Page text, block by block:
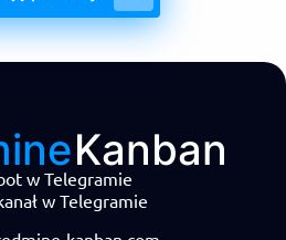
Kanban
w Telegramie
w Telegramie